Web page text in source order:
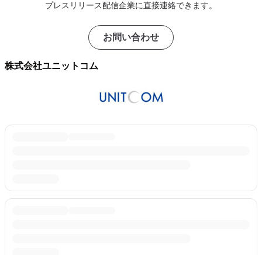
プレスリリース配信企業に直接連絡できます。
お問い合わせ
株式会社ユニットコム